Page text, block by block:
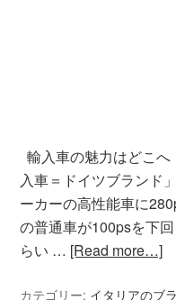
輸入車の魅力はどこ
入車＝ドイツブランド
ーカーの高性能車に
の普通車が100psを下
らい … [Read more…]
カテゴリー: イタリアのブ